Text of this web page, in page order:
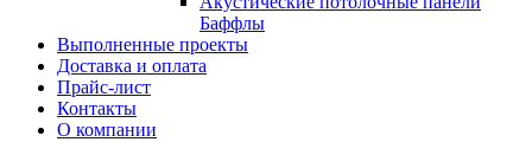
Баффлы
Выполненные проекты
Доставка и оплата
Прайс-лист
Контакты
О компании